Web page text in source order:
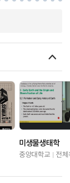
미생물생태학
중앙대학교 전